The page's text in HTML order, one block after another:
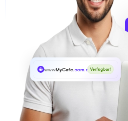
wwwMyCafe.com.esVerfügbar!